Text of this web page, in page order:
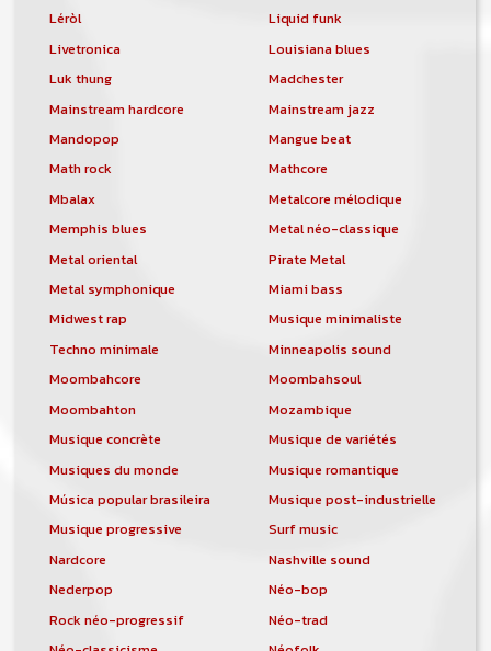
Léròl
Liquid funk
Livetronica
Louisiana blues
Luk thung
Madchester
Mainstream hardcore
Mainstream jazz
Mandopop
Mangue beat
Math rock
Mathcore
Mbalax
Metalcore mélodique
Memphis blues
Metal néo-classique
Metal oriental
Pirate Metal
Metal symphonique
Miami bass
Midwest rap
Musique minimaliste
Techno minimale
Minneapolis sound
Moombahcore
Moombahsoul
Moombahton
Mozambique
Musique concrète
Musique de variétés
Musiques du monde
Musique romantique
Música popular brasileira
Musique post-industrielle
Musique progressive
Surf music
Nardcore
Nashville sound
Nederpop
Néo-bop
Rock néo-progressif
Néo-trad
comptabilité sera totalement publique
visible directement sur le site.
Un nouveau service de petites annonces
pour musicien vous est proposé sur le
site. Ce service permet, lorsque vous
êtes musiciens ou un groupe, un
orchestre, DJ, etc... de chercher un/des